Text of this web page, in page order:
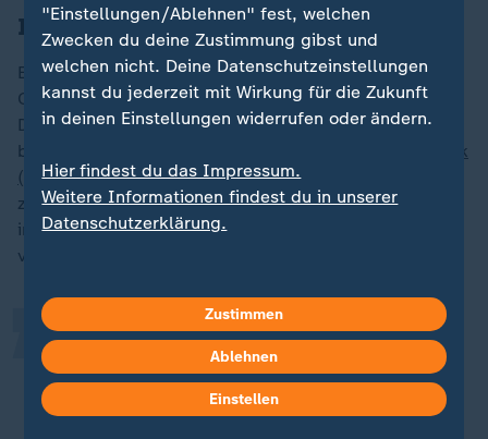
Internationale Hilfe rückt zusammen
Ein paar Kilometer weiter ist ein Baseballstadion zum
Camp für die Rettungskräfte aus aller Welt geworden.
Der deutsche Botschafter in Venezuela, Volker Pellet,
besucht die Rettungskräfte vom
Technischen Hilfswerk
(THW). In der Krise sind die verschiedenen Länder
zusammengerückt, auch wenn das Verhältnis nicht
immer einfach ist. Die Menschen, die jetzt alles
verloren haben, brauchen nachhaltige Unterstützung.
Es geht darum, sicherzustellen, dass
diese Menschen wieder wohnen
können, wieder eine Arbeit haben
„
"Einstellungen/Ablehnen" fest, welchen
Zwecken du deine Zustimmung gibst und
welchen nicht. Deine Datenschutzeinstellungen
kannst du jederzeit mit Wirkung für die Zukunft
in deinen Einstellungen widerrufen oder ändern.
Hier findest du das Impressum.
Weitere Informationen findest du in unserer
Datenschutzerklärung.
Zustimmen
Ablehnen
Einstellen